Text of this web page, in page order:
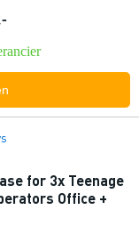
for 3x Teenage
Office +